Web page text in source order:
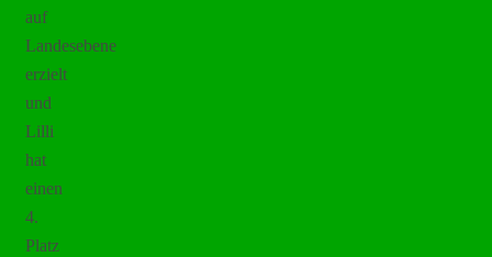
auf
Landesebene
erzielt
und
Lilli
hat
einen
4.
Platz